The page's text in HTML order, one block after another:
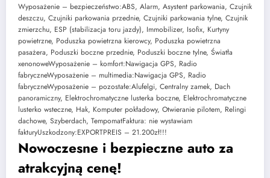
Wyposażenie – bezpieczeństwo:ABS, Alarm, Asystent parkowania, Czujnik
deszczu, Czujniki parkowania przednie, Czujniki parkowania tylne, Czujnik
zmierzchu, ESP (stabilizacja toru jazdy), Immobilizer, Isofix, Kurtyny
powietrzne, Poduszka powietrzna kierowcy, Poduszka powietrzna
pasażera, Poduszki boczne przednie, Poduszki boczne tylne, Światła
xenonoweWyposażenie – komfort:Nawigacja GPS, Radio
fabryczneWyposażenie – multimedia:Nawigacja GPS, Radio
fabryczneWyposażenie – pozostałe:Alufelgi, Centralny zamek, Dach
panoramiczny, Elektrochromatyczne lusterka boczne, Elektrochromatyczne
lusterko wsteczne, Hak, Komputer pokładowy, Otwieranie pilotem, Relingi
dachowe, Szyberdach, TempomatFaktura: nie wystawiam
fakturyUszkodzony:EXPORTPREIS – 21.200zł!!!
Nowoczesne i bezpieczne auto za
atrakcyjną cenę!